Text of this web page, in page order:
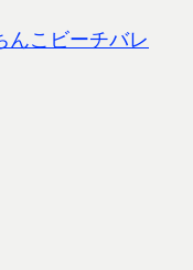
こビーチバレ